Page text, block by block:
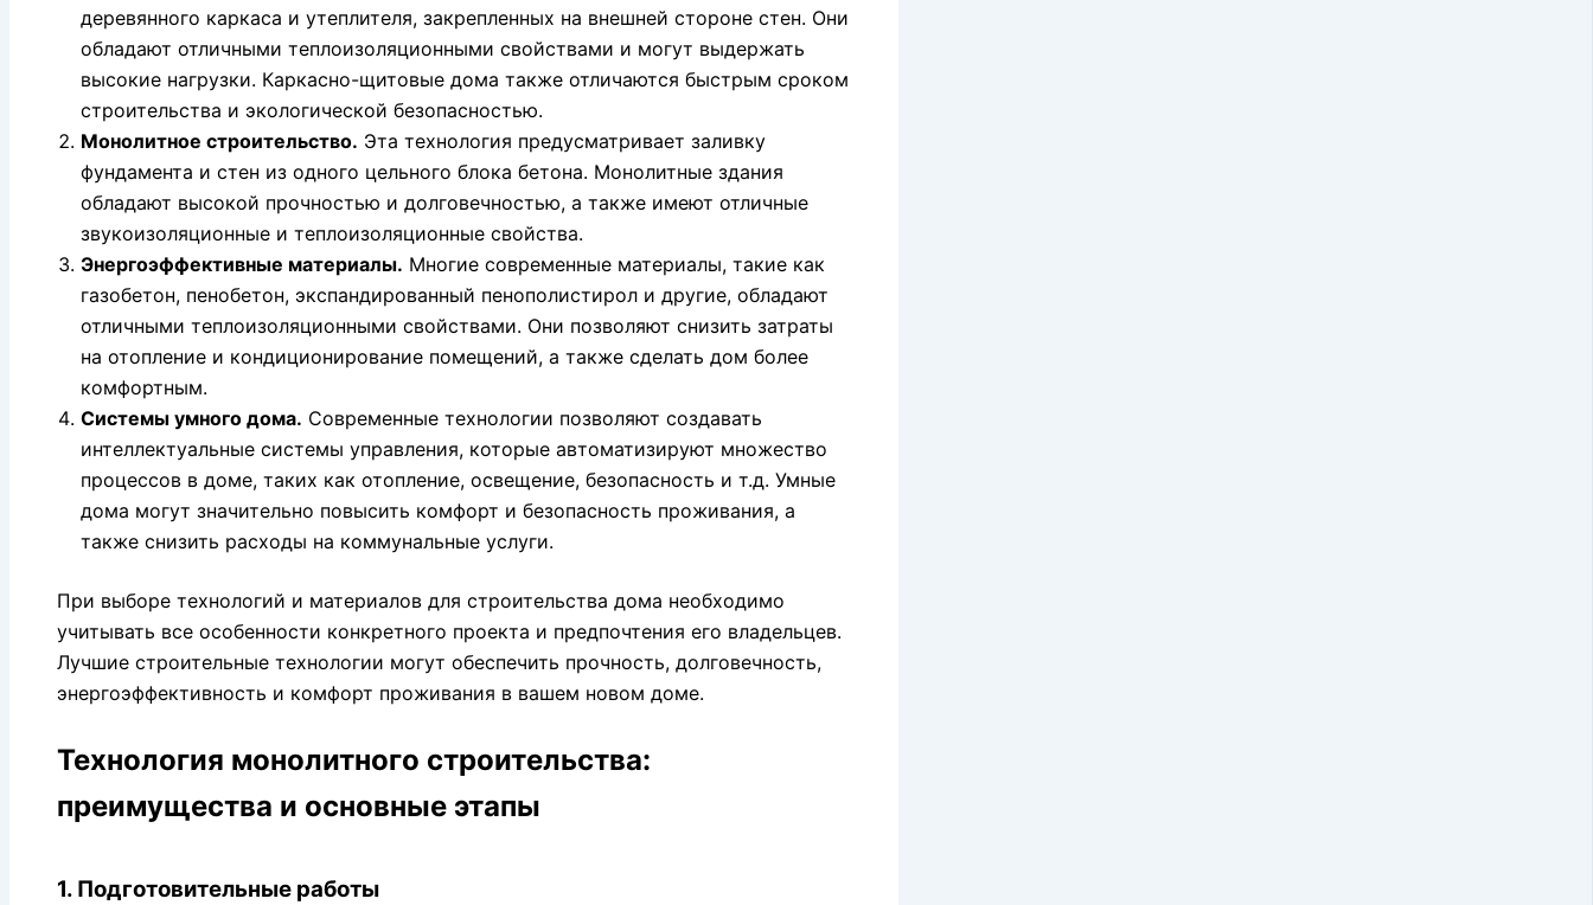
деревянного каркаса и утеплителя, закрепленных на внешней стороне стен. Они
обладают отличными теплоизоляционными свойствами и могут выдержать
высокие нагрузки. Каркасно-щитовые дома также отличаются быстрым сроком
строительства и экологической безопасностью.
Монолитное строительство. Эта технология предусматривает заливку
фундамента и стен из одного цельного блока бетона. Монолитные здания
обладают высокой прочностью и долговечностью, а также имеют отличные
звукоизоляционные и теплоизоляционные свойства.
Энергоэффективные материалы. Многие современные материалы, такие как
газобетон, пенобетон, экспандированный пенополистирол и другие, обладают
отличными теплоизоляционными свойствами. Они позволяют снизить затраты
на отопление и кондиционирование помещений, а также сделать дом более
комфортным.
Системы умного дома. Современные технологии позволяют создавать
интеллектуальные системы управления, которые автоматизируют множество
процессов в доме, таких как отопление, освещение, безопасность и т.д. Умные
дома могут значительно повысить комфорт и безопасность проживания, а
также снизить расходы на коммунальные услуги.
При выборе технологий и материалов для строительства дома необходимо
учитывать все особенности конкретного проекта и предпочтения его владельцев.
Лучшие строительные технологии могут обеспечить прочность, долговечность,
энергоэффективность и комфорт проживания в вашем новом доме.
Технология монолитного строительства:
преимущества и основные этапы
1. Подготовительные работы